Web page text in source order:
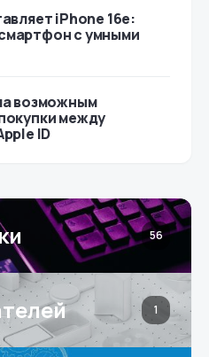
iPhone 16e:
с умными
возможным
между
ID
56
1